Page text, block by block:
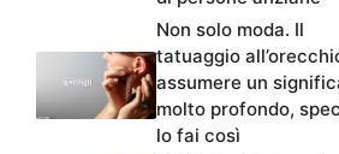
Non solo moda. Il
tatuaggio
assumere un
molto profondo,
lo fai così